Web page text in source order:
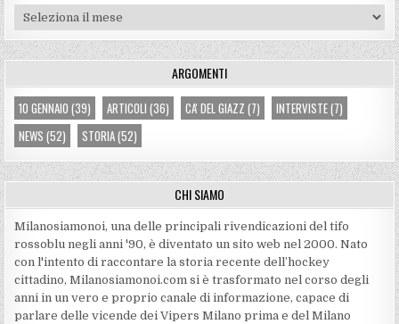
Archivi
ARGOMENTI
10 GENNAIO (39) ARTICOLI (36) CA' DEL GIAZZ (7) INTERVISTE(7)
NEWS (52) STORIA(52)
CHI SIAMO
Milanosiamonoi, una delle principali rivendicazioni del tifo
rossoblu negli anni '90, è diventato un sito web nel 2000. Nato
con l'intento di raccontare la storia recente dell’hockey
cittadino, Milanosiamonoi.com si è trasformato nel corso degli
anni in un vero e proprio canale di informazione, capace di
parlare delle vicende dei Vipers Milano prima e del Milano